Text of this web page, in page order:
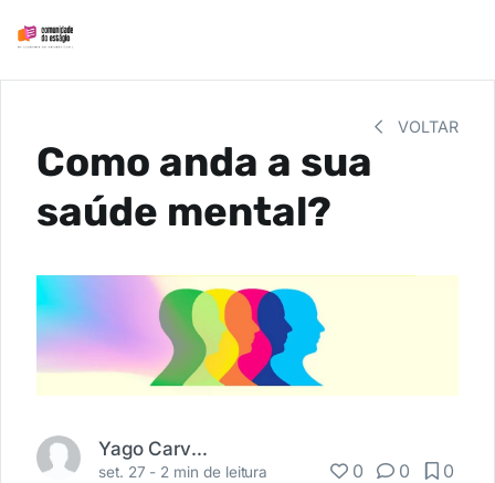
VOLTAR
Como anda a sua
saúde mental?
Yago Carvalho
set. 27 - 2 min de leitura 0 0 0